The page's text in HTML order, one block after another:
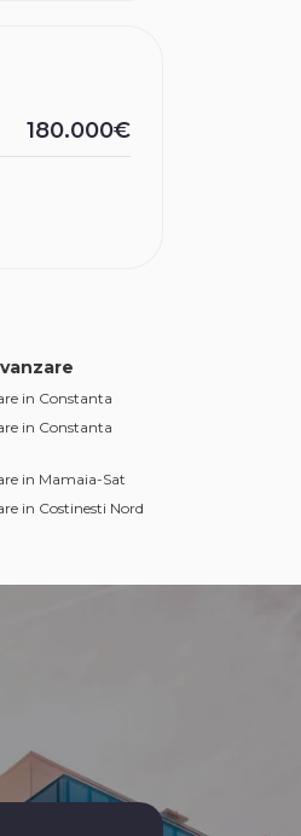
180.000€
in Constanta
in Constanta
in Mamaia-Sat
in Costinesti Nord